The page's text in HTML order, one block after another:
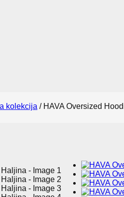
kolekcija / HAVA Oversized